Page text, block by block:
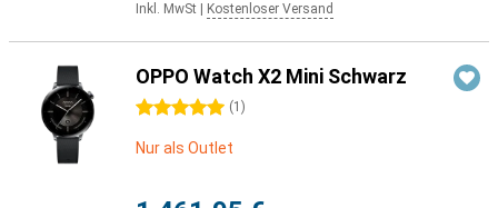
Inkl. MwSt Kostenloser Versand
OPPO Watch X2 Mini Schwarz
5 Sterne (1 )
Nur als Outlet